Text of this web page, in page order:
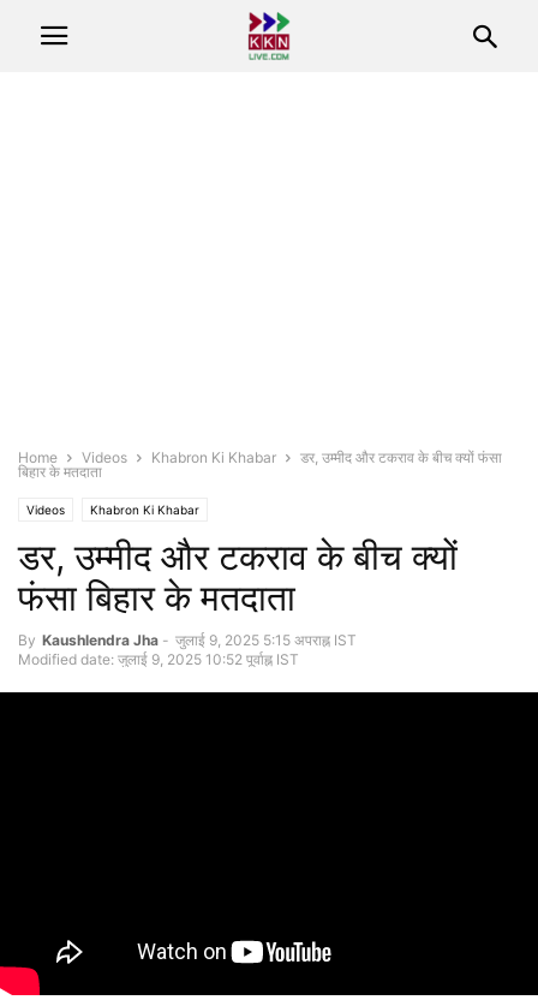
Home Videos Khabron Ki Khabar
डर, उम्मीद और टकराव के बीच क्यों फंसा
बिहार के मतदाता
Videos Khabron Ki Khabar
डर, उम्मीद और टकराव के बीच क्यों
फंसा बिहार के मतदाता
By Kaushlendra Jha - जुलाई 9, 2025 5:15 अपराह्न IST
Modified date: जुलाई 9, 2025 10:52 पूर्वाह्न IST